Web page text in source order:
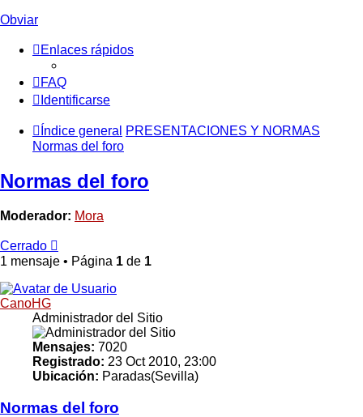
Obviar
Enlaces rápidos
FAQ
Identificarse
Índice general
PRESENTACIONES Y NORMAS
Normas del foro
Normas del foro
Moderador: Mora
Cerrado
1 mensaje • Página 1 de 1
CanoHG
Administrador del Sitio
Mensajes: 7020
Registrado: 23 Oct 2010, 23:00
Ubicación: Paradas(Sevilla)
Normas del foro